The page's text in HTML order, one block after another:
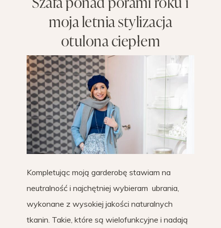
moja letnia stylizacja
otulona ciepłem
Kompletując moją garderobę stawiam na
neutralność i najchętniej wybieram ubrania,
wykonane z wysokiej jakości naturalnych
tkanin. Takie, które są wielofunkcyjne i nadają